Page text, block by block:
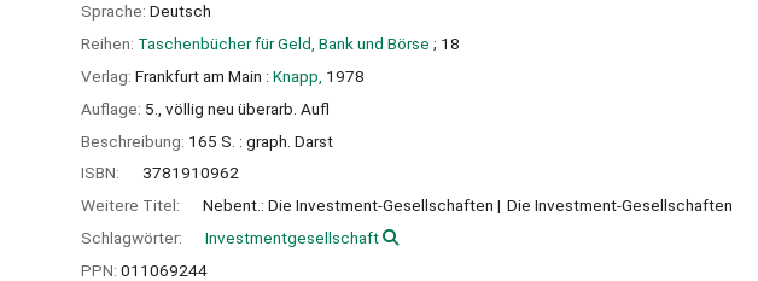
Sprache: Deutsch
Reihen: Taschenbücher für Geld, Bank und Börse ; 18
Verlag: Frankfurt am Main : Knapp, 1978
Auflage: 5., völlig neu überarb. Aufl
Beschreibung: 165 S. : graph. Darst
ISBN:
3781910962
Weitere Titel:
Nebent.: Die Investment-Gesellschaften
Die Investment-Gesellschaften
Schlagwörter:
Investmentgesellschaft
PPN: 011069244